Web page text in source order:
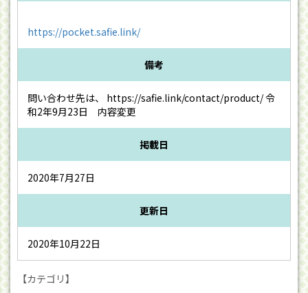
https://pocket.safie.link/
備考
問い合わせ先は、 https://safie.link/contact/product/ 令
和2年9月23日 内容変更
掲載日
2020年7月27日
更新日
2020年10月22日
【カテゴリ】